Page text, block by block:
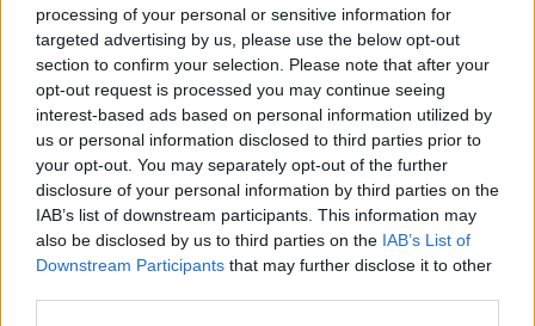
processing of your personal or sensitive information for
targeted advertising by us, please use the below opt-out
section to confirm your selection. Please note that after your
opt-out request is processed you may continue seeing
interest-based ads based on personal information utilized by
us or personal information disclosed to third parties prior to
your opt-out. You may separately opt-out of the further
disclosure of your personal information by third parties on the
IAB’s list of downstream participants. This information may
also be disclosed by us to third parties on the IAB’s List of
Downstream Participants that may further disclose it to other